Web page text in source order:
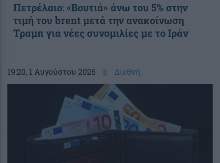
Πετρέλαιο: «Βουτιά» άνω του 5% στην
τιμή του brent μετά την ανακοίνωση
Τραμπ για νέες συνομιλίες με το Ιράν
19:20, 1 Αυγούστου 2026 || Διεθνή